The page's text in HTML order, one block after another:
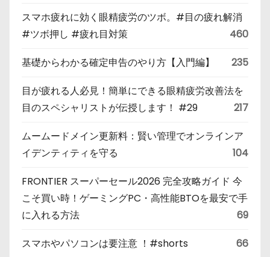
スマホ疲れに効く眼精疲労のツボ。#目の疲れ解消
#ツボ押し #疲れ目対策
460
基礎からわかる確定申告のやり方【入門編】 235
目が疲れる人必見！簡単にできる眼精疲労改善法を
目のスペシャリストが伝授します！ #29
217
ムームードメイン更新料：賢い管理でオンラインア
イデンティティを守る
104
FRONTIER スーパーセール2026 完全攻略ガイド 今
こそ買い時！ゲーミングPC・高性能BTOを最安で手
に入れる方法
69
スマホやパソコンは要注意 ！#shorts 66